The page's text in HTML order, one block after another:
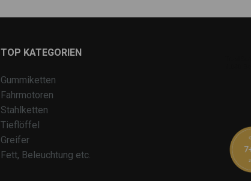
TOP KATEGORIEN
Gummiketten
Fahrmotoren
Stahlketten
Tieflöffel
Greifer
Fett, Beleuchtung etc.